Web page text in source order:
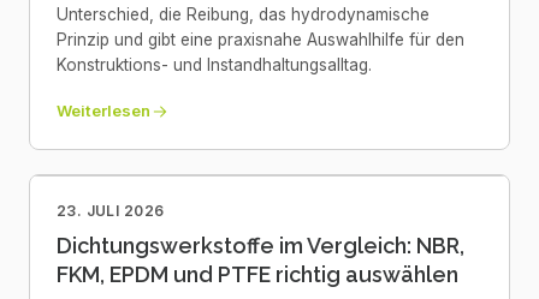
Unterschied, die Reibung, das hydrodynamische
Prinzip und gibt eine praxisnahe Auswahlhilfe für den
Konstruktions- und Instandhaltungsalltag.
Weiterlesen
23. JULI 2026
Dichtungswerkstoffe im Vergleich: NBR,
FKM, EPDM und PTFE richtig auswählen